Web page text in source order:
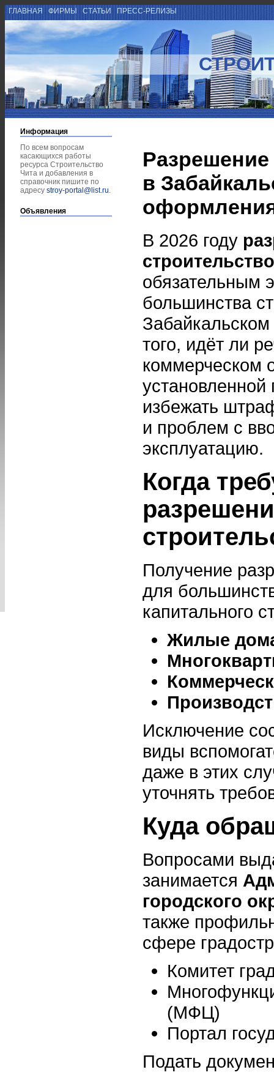
ГЛАВНАЯ ФИРМЫ СТАТЬИ ПРЕСС-РЕЛИЗЫ
Информация
По всем вопросам
касающихся работы
ресурса Строительство
Чита и добавления в
справочник пишите по
адресу stroy-portal@list.ru.
Объявления
Разрешение
в
В 2026 году
обязательным
большинства
того, идёт ли
коммерческом
избежать
и проблем с
эксплуатацию.
Когда
Получение
для
капитального
Жилые
Исключение
виды
даже в этих
уточнять
Куда
Вопросами
занимается
городского
также
сфере
Комитет
(МФЦ)
Портал
Подать